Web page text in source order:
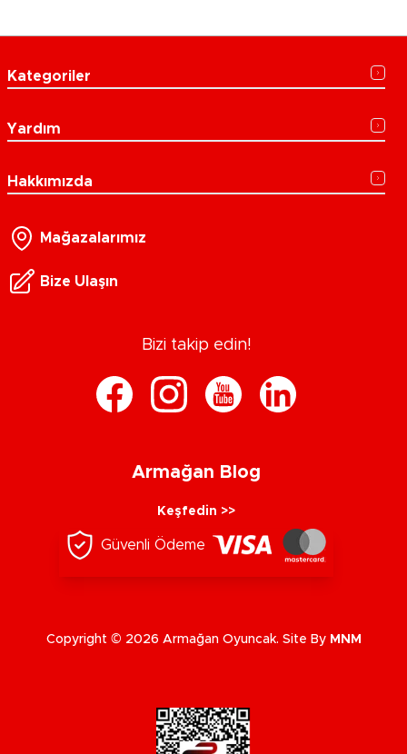
Kategoriler
Yardım
Hakkımızda
Mağazalarımız
Bize Ulaşın
Bizi takip edin!
Armağan Blog
Keşfedin >>
Güvenli Ödeme
Copyright © 2026 Armağan Oyuncak. Site By MNM